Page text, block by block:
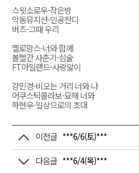
스윗소로우-작은방
악동뮤지션-인공잔디
버즈-그때 우리
멜로망스-너와 함께
볼빨간 사춘기-심술
FT아일랜드-사랑앓이
강민경-비오는 거리 너와 나
어쿠스틱콜라보-묘해 너와
하현우-일상으로의 초대
이전글 ***6/6(토)***
다음글 ***6/4(목)***